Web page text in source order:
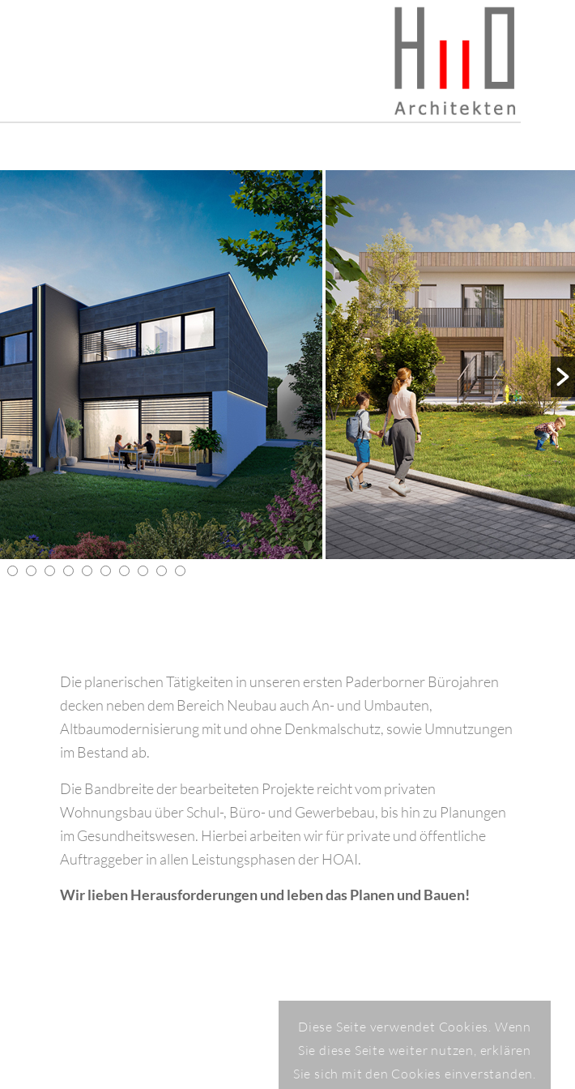
Die planerischen Tätigkeiten in unseren ersten Paderborner Bürojahren
decken neben dem Bereich Neubau auch An- und Umbauten,
Altbaumodernisierung mit und ohne Denkmalschutz, sowie Umnutzungen
im Bestand ab.
Die Bandbreite der bearbeiteten Projekte reicht vom privaten
Wohnungsbau über Schul-, Büro- und Gewerbebau, bis hin zu Planungen
im Gesundheitswesen. Hierbei arbeiten wir für private und öffentliche
Auftraggeber in allen Leistungsphasen der HOAI.
Wir lieben Herausforderungen und leben das Planen und Bauen!
Diese Seite verwendet Cookies. Wenn
Sie diese Seite weiter nutzen, erklären
Sie sich mit den Cookies einverstanden.